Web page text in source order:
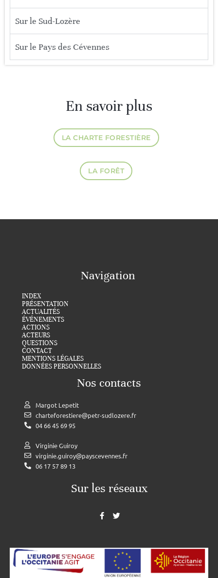
Sur le Sud-Lozère
Sur le Pays des Cévennes
En savoir plus
LA CHARTE FORESTIÈRE
LA FORÊT
Navigation
INDEX
PRÉSENTATION
ACTUALITÉS
ÉVÉNEMENTS
ACTIONS
ACTEURS
QUESTIONS
CONTACT
MENTIONS LÉGALES
DONNÉES PERSONNELLES
Nos contacts
Margot Lepetit
charteforestiere@petr-sudlozere.fr
04 66 45 69 95
Virginie Guiroy
virginie.guiroy@payscevennes.fr
06 17 57 89 13
Sur les réseaux